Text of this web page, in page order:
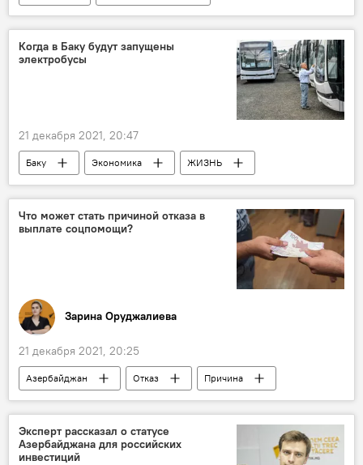
Военная техника
Сергей Шойгу
Когда в Баку будут запущены
электробусы
21 декабря 2021, 20:47
Баку Экономика
ЖИЗНЬ
ТЕХНОЛОГИИ
автобусы
Бакинское транспортное агентство (БТА)
Что может стать причиной отказа в
выплате соцпомощи?
Зарина Оруджалиева
21 декабря 2021, 20:25
Азербайджан Отказ
Причина
Выплата
соцпомощь
Эксперт рассказал о статусе
Азербайджана для российских
инвестиций